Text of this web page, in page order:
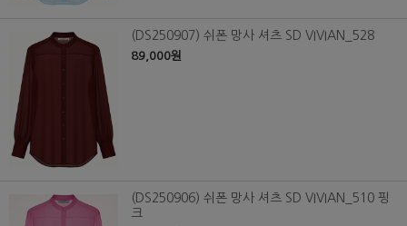
(DS250907) 쉬폰 망사 셔츠 SD VIVIAN_528
89,000원
(DS250906) 쉬폰 망사 셔츠 SD VIVIAN_510 핑
크